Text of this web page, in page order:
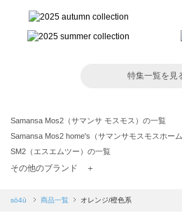
特集一覧を見
Samansa Mos2（サマンサ モスモス）の一覧
Samansa Mos2 home's（サマンサモスモスホー
SM2（エスエムツー）の一覧
TSUHARU by Samansa Mos2（ツハルバイサマ
Samansa Mos2 blue（サマンサモスモス ブルー）
その他のブランド ＋
sō4ū 商品一覧 オレンジ/橙色系